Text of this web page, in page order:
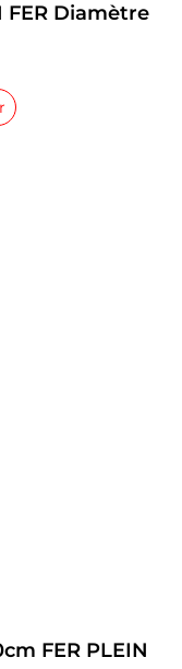
FER Diamètre
FER PLEIN